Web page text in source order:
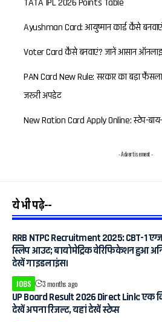
TATA IPL 2026 Points Table
Ayushman Card: आयुष्मान कार्ड कैसे
Voter Card कैसे बनवाएं? जानें आसान
PAN Card New Rule: सरकार का बड़ा
जरूरी अपडेट
New Ration Card Apply Online: स्टेप-बाय-
- Advertisement -
ये भी पढ़े--
RRB NTPC Recruitment 2025: CBT-1
स्लिप आउट; बायोमेट्रिक वेरिफिकेशन हुआ
देखें गाइडलाइंस।
JOBS 3 months ago
UP Board Result 2026 Direct Link: एक
देखें अपना रिजल्ट, यहां देखें स्टेप्स